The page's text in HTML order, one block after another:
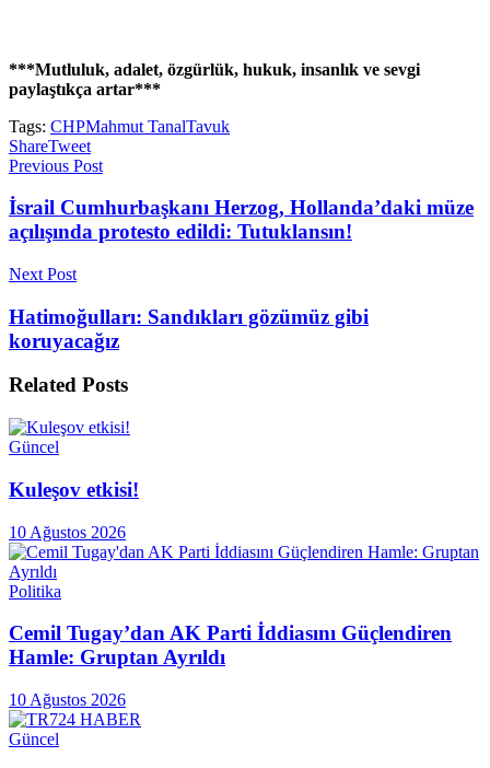
***Mutluluk, adalet, özgürlük, hukuk, insanlık ve sevgi
paylaştıkça artar***
Tags: CHPMahmut TanalTavuk
ShareTweet
Previous Post
İsrail Cumhurbaşkanı Herzog, Hollanda’daki müze
açılışında protesto edildi: Tutuklansın!
Next Post
Hatimoğulları: Sandıkları gözümüz gibi
koruyacağız
Related Posts
Güncel
Kuleşov etkisi!
10 Ağustos 2026
Politika
Cemil Tugay’dan AK Parti İddiasını Güçlendiren
Hamle: Gruptan Ayrıldı
10 Ağustos 2026
Güncel